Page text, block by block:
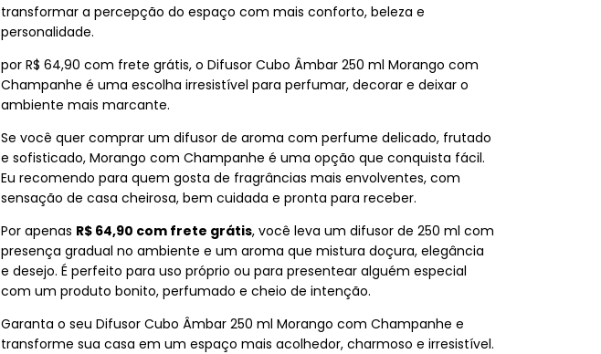
transformar a percepção do espaço com mais conforto, beleza e
personalidade.
por R$ 64,90 com frete grátis, o Difusor Cubo Âmbar 250 ml Morango com
Champanhe é uma escolha irresistível para perfumar, decorar e deixar o
ambiente mais marcante.
Se você quer comprar um difusor de aroma com perfume delicado, frutado
e sofisticado, Morango com Champanhe é uma opção que conquista fácil.
Eu recomendo para quem gosta de fragrâncias mais envolventes, com
sensação de casa cheirosa, bem cuidada e pronta para receber.
Por apenas R$ 64,90 com frete grátis, você leva um difusor de 250 ml com
presença gradual no ambiente e um aroma que mistura doçura, elegância
e desejo. É perfeito para uso próprio ou para presentear alguém especial
com um produto bonito, perfumado e cheio de intenção.
Garanta o seu Difusor Cubo Âmbar 250 ml Morango com Champanhe e
transforme sua casa em um espaço mais acolhedor, charmoso e irresistível.